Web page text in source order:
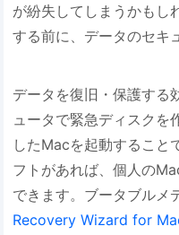
が紛失してしまうかもし
する前に、データのセキ
データを復旧・保護する
ュータで緊急ディスクを
したMacを起動すること
フトがあれば、個人の
できます。ブータブルメ
Recovery Wizard for